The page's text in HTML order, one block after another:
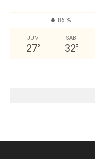
86 %
JUM
27°
SAB
32°